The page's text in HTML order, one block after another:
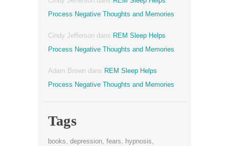
Process Negative Thoughts and Memories
Cindy Jefferson dans REM Sleep Helps
Process Negative Thoughts and Memories
Adam Brown dans REM Sleep Helps
Process Negative Thoughts and Memories
Tags
books depression fears
hypnosis